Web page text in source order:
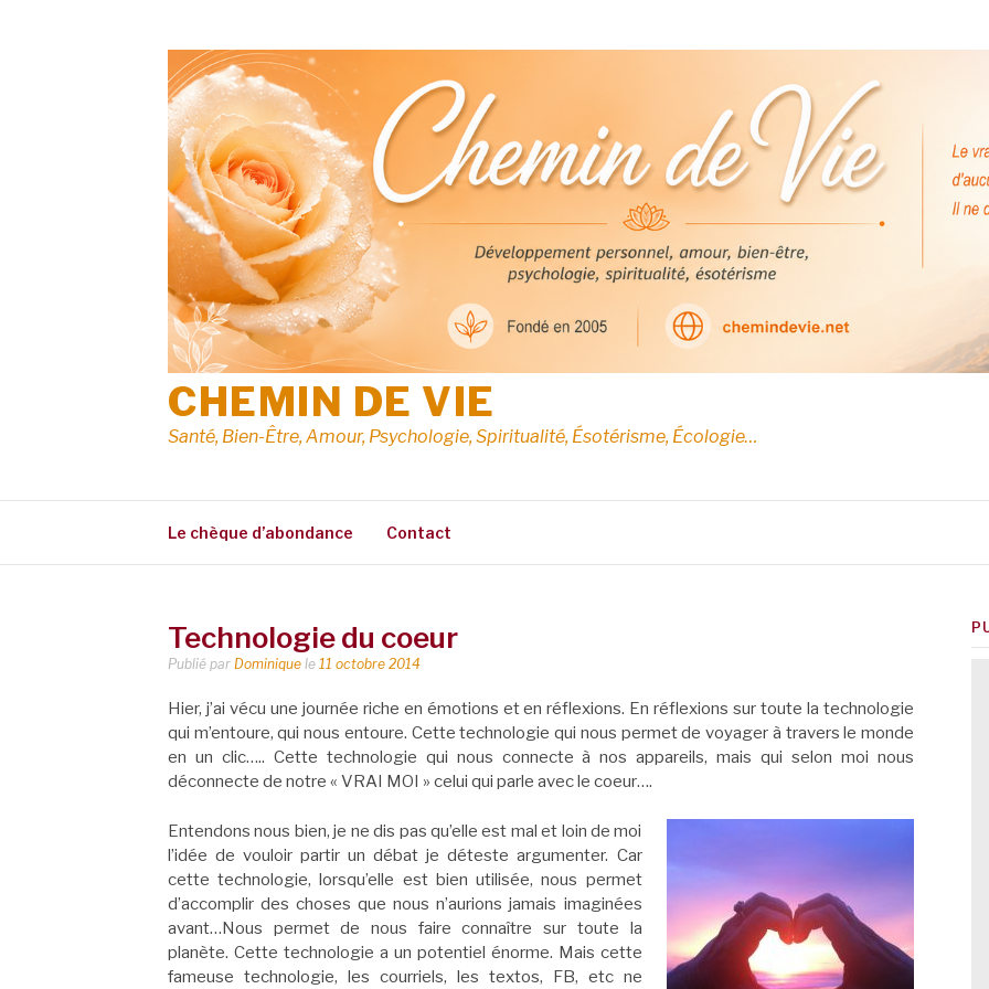
CHEMIN DE VIE
Santé, Bien-Être, Amour, Psychologie, Spiritualité, Ésotérisme, Écologie…
Le chèque d’abondance Contact
Technologie du coeur
Publié par Dominique le 11 octobre 2014
Hier, j’ai vécu une journée riche en émotions et en réflexions. En réflexions sur toute la technologie
qui m’entoure, qui nous entoure. Cette technologie qui nous permet de voyager à travers le monde
en un clic….. Cette technologie qui nous connecte à nos appareils, mais qui selon moi nous
déconnecte de notre « VRAI MOI » celui qui parle avec le coeur….
Entendons nous bien, je ne dis pas qu’elle est mal et loin de moi
l’idée de vouloir partir un débat je déteste argumenter. Car
cette technologie, lorsqu’elle est bien utilisée, nous permet
d’accomplir des choses que nous n’aurions jamais imaginées
avant…Nous permet de nous faire connaître sur toute la
planète. Cette technologie a un potentiel énorme. Mais cette
fameuse technologie, les courriels, les textos, FB, etc ne